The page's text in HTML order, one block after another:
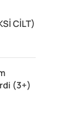
CİLT)
(3+)